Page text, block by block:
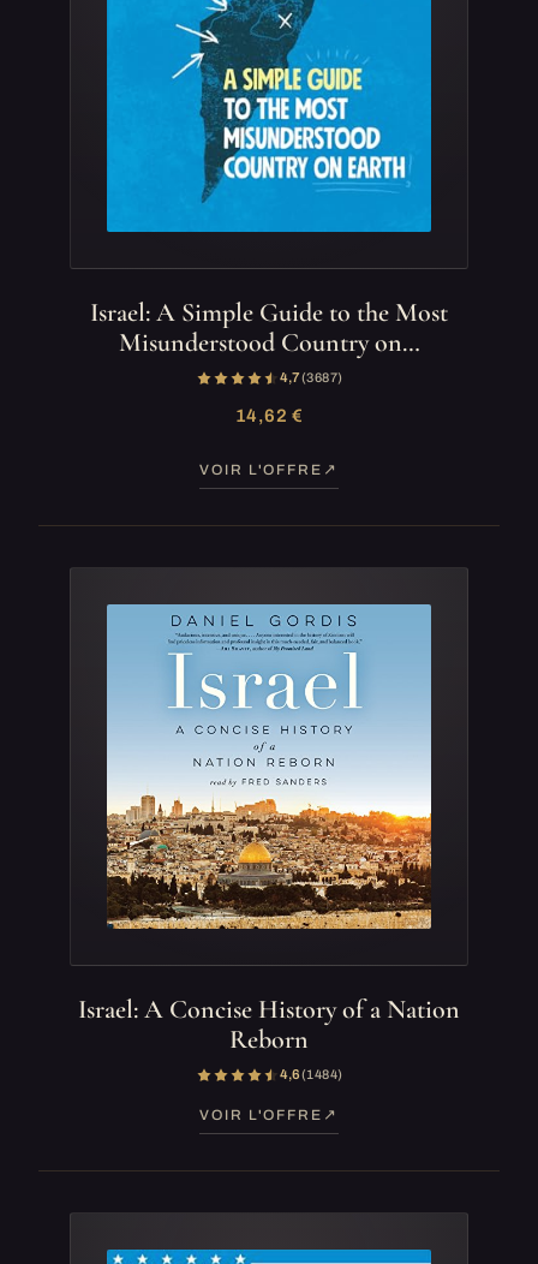
Israel: A Simple Guide to the Most
Misunderstood Country on…
4,7(3 687)
14,62 €
VOIR L'OFFRE
Israel: A Concise History of a Nation
Reborn
4,6(1 484)
VOIR L'OFFRE